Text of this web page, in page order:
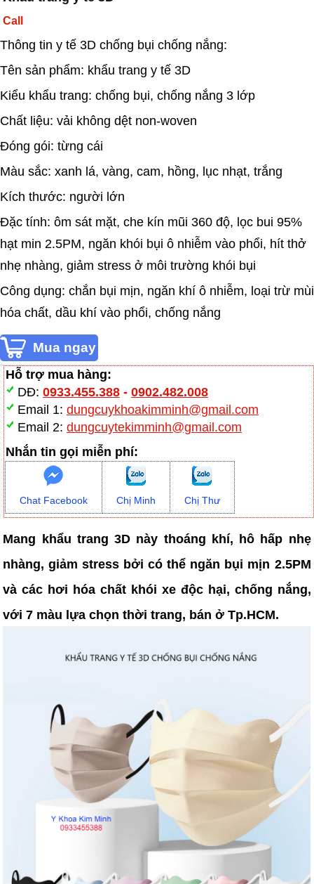
Call
Thông tin y tế 3D chống bụi chống nắng:
Tên sản phẩm: khẩu trang y tế 3D
Kiểu khẩu trang: chống bụi, chống nắng 3 lớp
Chất liệu: vải không dệt non-woven
Đóng gói: từng cái
Màu sắc: xanh lá, vàng, cam, hồng, lục nhạt, trắng
Kích thước: người lớn
Đặc tính: ôm sát mặt, che kín mũi 360 độ, lọc bui 95%
hạt min 2.5PM, ngăn khói bụi ô nhiễm vào phổi, hít thở
nhẹ nhàng, giảm stress ở môi trường khói bụi
Công dụng: chắn bụi mịn, ngăn khí ô nhiễm, loại trừ mùi
hóa chất, dầu khí vào phổi, chống nắng
Hỗ trợ mua hàng:
DĐ: 0933.455.388- 0902.482.008
Email 1: dungcuykhoakimminh@gmail.com
Email 2: dungcuytekimminh@gmail.com
Nhắn tin gọi miễn phí:
Chat Facebook Chị Minh Chị Thư
Mang khẩu trang 3D này thoáng khí, hô hấp nhẹ
nhàng, giảm stress bởi có thể ngăn bụi mịn 2.5PM
và các hơi hóa chất khói xe độc hại, chống nắng,
với 7 màu lựa chọn thời trang, bán ở Tp.HCM.